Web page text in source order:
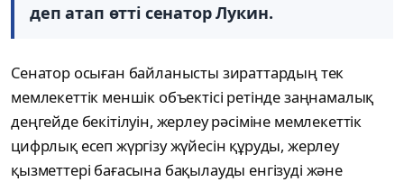
деп атап өтті сенатор Лукин.
Сенатор осыған байланысты зираттардың тек
мемлекеттік меншік объектісі ретінде заңнамалық
деңгейде бекітілуін, жерлеу рәсіміне мемлекеттік
цифрлық есеп жүргізу жүйесін құруды, жерлеу
қызметтері бағасына бақылауды енгізуді және